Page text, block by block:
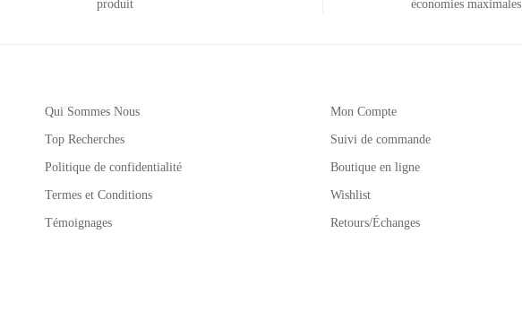
produit
économies maximales
Qui Sommes Nous
Top Recherches
Politique de confidentialité
Termes et Conditions
Témoignages
Mon Compte
Suivi de commande
Boutique en ligne
Wishlist
Retours/Échanges